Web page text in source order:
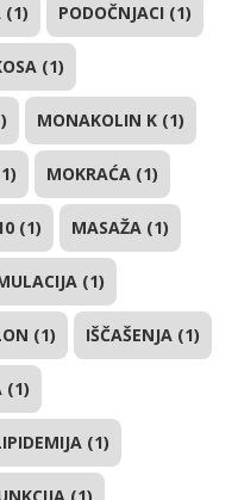
(1) PODOČNJACI (1)
(1)
MONAKOLIN K (1)
MOKRAĆA (1)
(1) MASAŽA (1)
(1)
(1) IŠČAŠENJA (1)
(1)
(1)